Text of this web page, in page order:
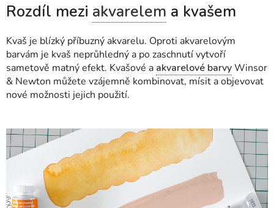
Rozdíl mezi akvarelem a kvašem
Kvaš je blízký příbuzný akvarelu. Oproti akvarelovým
barvám je kvaš neprůhledný a po zaschnutí vytvoří
sametově matný efekt. Kvašové a akvarelové barvyWinsor
& Newton můžete vzájemně kombinovat, mísit a objevovat
nové možnosti jejich použití.